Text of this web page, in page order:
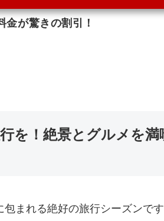
金が驚きの割引！
を！絶景とグルメを満
まれる絶好の旅行シーズンで